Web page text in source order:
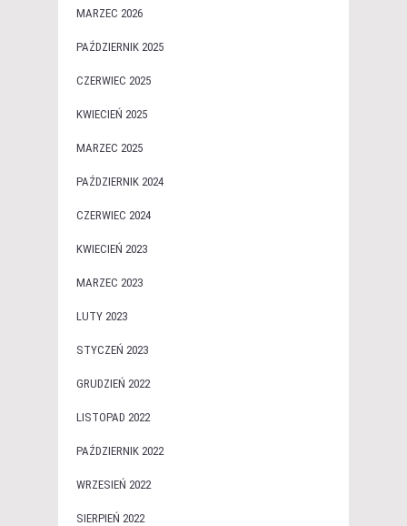
MARZEC 2026
PAŹDZIERNIK 2025
CZERWIEC 2025
KWIECIEŃ 2025
MARZEC 2025
PAŹDZIERNIK 2024
CZERWIEC 2024
KWIECIEŃ 2023
MARZEC 2023
LUTY 2023
STYCZEŃ 2023
GRUDZIEŃ 2022
LISTOPAD 2022
PAŹDZIERNIK 2022
WRZESIEŃ 2022
SIERPIEŃ 2022